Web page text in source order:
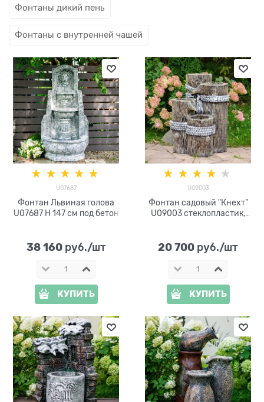
Фонтаны дикий пень
Фонтаны с внутренней чашей
U07687
Фонтан Львиная голова
U07687 H 147 см под бетон
38 160 руб./шт
КУПИТЬ
U09003
Фонтан садовый "Кнехт"
U09003 стеклопластик,
20 700 руб./шт
КУПИТЬ